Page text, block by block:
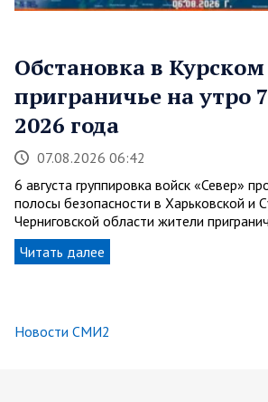
Обстановка в Курском
приграничье на утро
2026 года
07.08.2026 06:42
6 августа группировка войск «Север»
полосы безопасности в Харьковской и
Черниговской области жители
Читать далее
Новости СМИ2